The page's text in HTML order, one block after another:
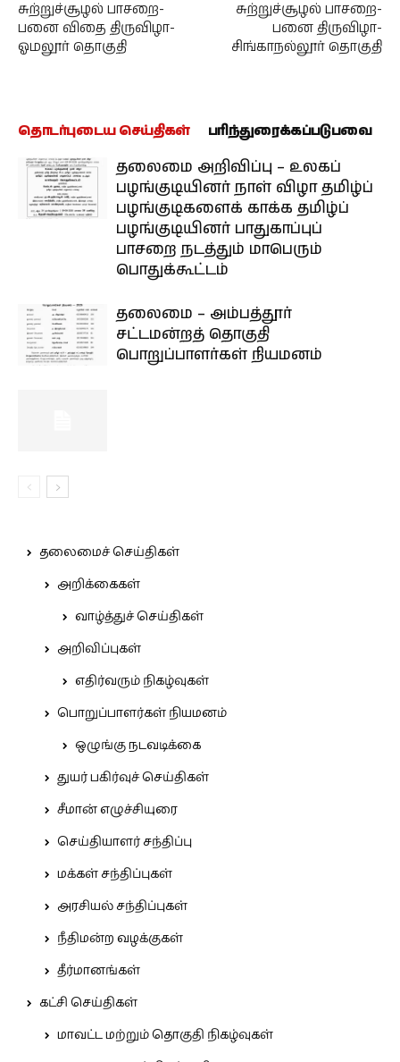
சுற்றுச்சூழல் பாசறை-
பனை விதை திருவிழா-
ஓமலூர் தொகுதி
சுற்றுச்சூழல் பாசறை-
பனை திருவிழா-
சிங்காநல்லூர் தொகுதி
தொடர்புடைய செய்திகள் பரிந்துரைக்கப்படுபவை
தலைமை அறிவிப்பு – உலகப்
பழங்குடியினர் நாள் விழா தமிழ்ப்
பழங்குடிகளைக் காக்க தமிழ்ப்
பழங்குடியினர் பாதுகாப்புப்
பாசறை நடத்தும் மாபெரும்
பொதுக்கூட்டம்
தலைமை – அம்பத்தூர்
சட்டமன்றத் தொகுதி
பொறுப்பாளர்கள் நியமனம்
தலைமைச் செய்திகள்
அறிக்கைகள்
வாழ்த்துச் செய்திகள்
அறிவிப்புகள்
எதிர்வரும் நிகழ்வுகள்
பொறுப்பாளர்கள் நியமனம்
ஒழுங்கு நடவடிக்கை
துயர் பகிர்வுச் செய்திகள்
சீமான் எழுச்சியுரை
செய்தியாளர் சந்திப்பு
மக்கள் சந்திப்புகள்
அரசியல் சந்திப்புகள்
நீதிமன்ற வழக்குகள்
தீர்மானங்கள்
கட்சி செய்திகள்
மாவட்ட மற்றும் தொகுதி நிகழ்வுகள்